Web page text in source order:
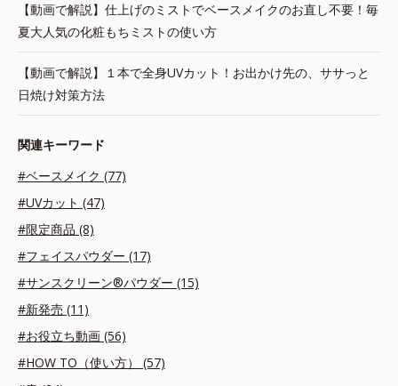
【動画で解説】仕上げのミストでベースメイクのお直し不要！毎
夏大人気の化粧もちミストの使い方
【動画で解説】１本で全身UVカット！お出かけ先の、ササっと
日焼け対策方法
関連キーワード
#ベースメイク (77)
#UVカット (47)
#限定商品 (8)
#フェイスパウダー (17)
#サンスクリーン®パウダー (15)
#新発売 (11)
#お役立ち動画 (56)
#HOW TO（使い方） (57)